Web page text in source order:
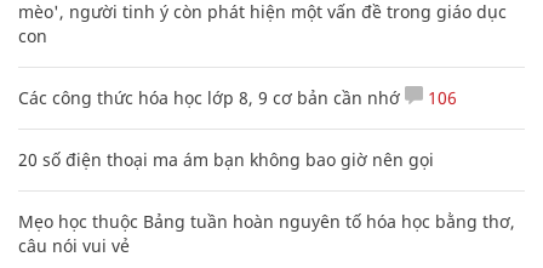
mèo', người tinh ý còn phát hiện một vấn đề trong giáo dục
con
Các công thức hóa học lớp 8, 9 cơ bản cần nhớ 106
20 số điện thoại ma ám bạn không bao giờ nên gọi
Mẹo học thuộc Bảng tuần hoàn nguyên tố hóa học bằng thơ,
câu nói vui vẻ